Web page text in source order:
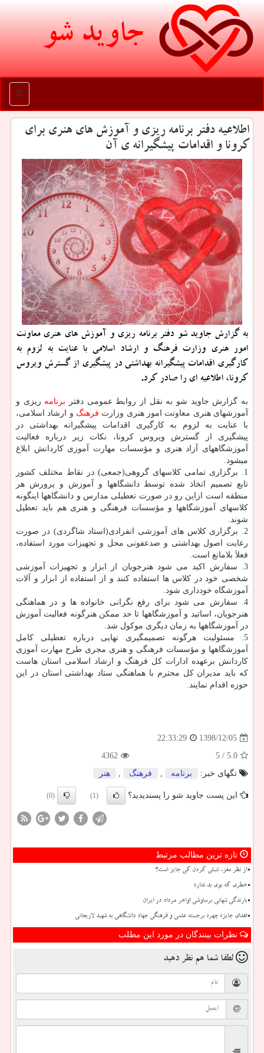
جاوید شو
منو
اطلاعیه دفتر برنامه ریزی و آموزش های هنری برای
كرونا و اقدامات پیشگیرانه ی آن
به گزارش جاوید شو دفتر برنامه ریزی و آموزش های هنری معاونت
امور هنری وزارت فرهنگ و ارشاد اسلامی با عنایت به لزوم به
كارگیری اقدامات پیشگیرانه بهداشتی در پیشگیری از گسترش ویروس
كرونا، اطلاعیه ای را صادر كرد.
به گزارش جاوید شو به نقل از روابط عمومی دفتر برنامه ریزی و
آموزشهای هنری معاونت امور هنری وزارت فرهنگ و ارشاد اسلامی،
با عنایت به لزوم به كارگیری اقدامات پیشگیرانه بهداشتی در
پیشگیری از گسترش ویروس كرونا، نكات زیر درباره فعالیت
آموزشگاههای آزاد هنری و مؤسسات مهارت آموزی كاردانش ابلاغ
میشود.
1. برگزاری تمامی كلاسهای گروهی(جمعی) در نقاط مختلف كشور
تابع تصمیم اتخاذ شده توسط دانشگاهها و آموزش و پرورش هر
منطقه است ازاین رو در صورت تعطیلی مدارس و دانشگاهها اینگونه
كلاسهای آموزشگاهها و مؤسسات فرهنگی و هنری هم باید تعطیل
شوند.
2. برگزاری كلاس های آموزشی انفرادی(استاد شاگردی) در صورت
رعایت اصول بهداشتی و ضدعفونی محل و تجهیزات مورد استفاده،
فعلاَ بلامانع است.
3. سفارش اكید می شود هنرجویان از ابزار و تجهیزات آموزشی
شخصی خود در كلاس ها استفاده كنند و از استفاده از ابزار و آلات
آموزشگاه خودداری شود.
4. سفارش می شود برای رفع نگرانی خانواده ها و در هماهنگی
هنرجویان، اساتید و آموزشگاهها تا حد ممكن هنرگونه فعالیت آموزش
در آموزشگاهها به زمان دیگری موكول شد.
5. مسئولیت هرگونه تصمیمگیری نهایی درباره تعطیلی كامل
آموزشگاهها و مؤسسات فرهنگی و هنری مجری طرح مهارت آموزی
كاردانش برعهده ادارات كل فرهنگ و ارشاد اسلامی استان هاست
كه باید مدیران كل محترم با هماهنگی ستاد بهداشتی استان در این
حوزه اقدام نمایند.
1398/12/05
22:33:29
5.0
/ 5
4362
تگهای خبر:
برنامه , فرهنگ , هنر
این پست جاوید شو را پسندیدید؟ (1)
(0)
تازه ترین مطالب مرتبط
از نظر مغز، تنبلی کردن کی جایز است؟
خطری که بوی بد ندارد
بارندگی شهابی برساوشی اواخر مرداد در ایران
اهدای جایزه چهره برجسته علمی و فرهنگی جهاد دانشگاهی به شهید لاریجانی
نظرات بینندگان در مورد این مطلب
لطفا شما هم نظر دهید